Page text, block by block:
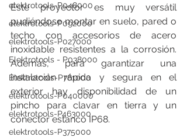
elektrotools-P048000
elektrotools-P092000
elektrotools-P027000
Elektrotools - P038000
Elektrotools-P761000
elektrotools-P040000
elektrotools-P463000
elektrotools-P375000
Este proyector es muy versátil
pudiéndose montar en suelo, pared o
techo con accesorios de acero
inoxidable resistentes a la corrosión.
Además, para garantizar una
instalación rápida y segura en el
exterior hay disponibilidad de un
pincho para clavar en tierra y un
conector estanco IP68.